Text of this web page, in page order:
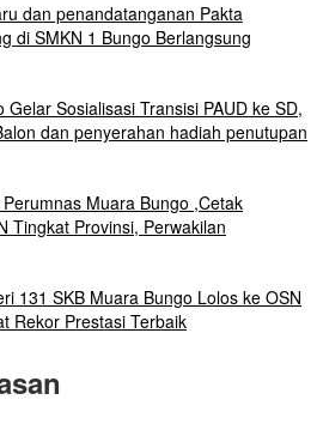
dan penandatanganan Pakta
di SMKN 1 Bungo Berlangsung
Sosialisasi Transisi PAUD ke SD,
dan penyerahan hadiah penutupan
Muara Bungo ,Cetak
Tingkat Provinsi, Perwakilan
131 SKB Muara Bungo Lolos ke OSN
Rekor Prestasi Terbaik